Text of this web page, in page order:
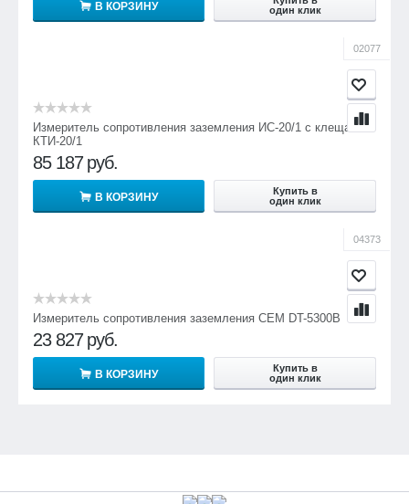
В КОРЗИНУ
один клик
02077
Измеритель сопротивления заземления ИС-20/1 с клещами
КТИ-20/1
85 187 руб.
В КОРЗИНУ
Купить в
один клик
04373
Измеритель сопротивления заземления CEM DT-5300B
23 827 руб.
В КОРЗИНУ
Купить в
один клик